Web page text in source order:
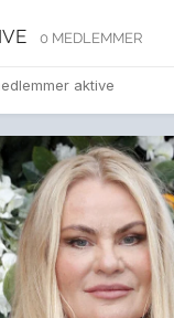
0 MEDLEMMER
aktive